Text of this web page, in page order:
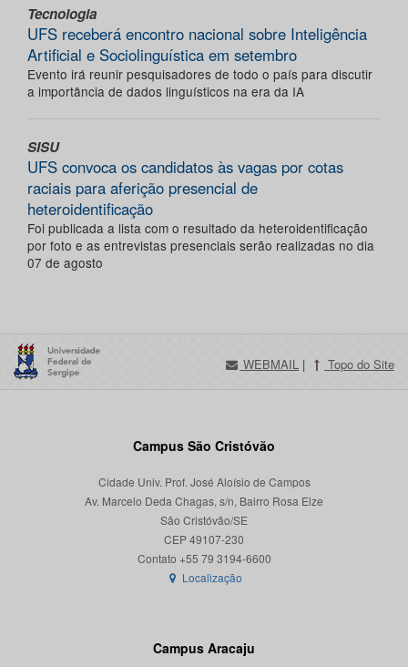
Tecnologia
UFS receberá encontro nacional sobre Inteligência
Artificial e Sociolinguística em setembro
Evento irá reunir pesquisadores de todo o país para discutir
a importância de dados linguísticos na era da IA
SISU
UFS convoca os candidatos às vagas por cotas
raciais para aferição presencial de
heteroidentificação
Foi publicada a lista com o resultado da heteroidentificação
por foto e as entrevistas presenciais serão realizadas no dia
07 de agosto
WEBMAIL | Topo do Site
Campus São Cristóvão
Cidade Univ. Prof. José Aloísio de Campos
Av. Marcelo Deda Chagas, s/n, Bairro Rosa Elze
São Cristóvão/SE
CEP 49107-230
Localização
Campus Aracaju